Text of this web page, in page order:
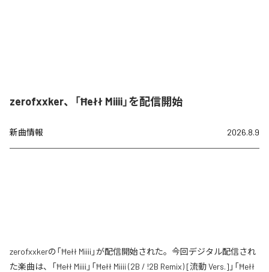
zerofxxker、「Ħełł Miiii」を配信開始
新曲情報 2026.8.9
zerofxxkerの「Ħełł Miiii」が配信開始された。今回デジタル配信され
た楽曲は、「Ħełł Miiii」「Ħełł Miiii (2B / !2B Remix) [流動 Vers.]」「Ħełł